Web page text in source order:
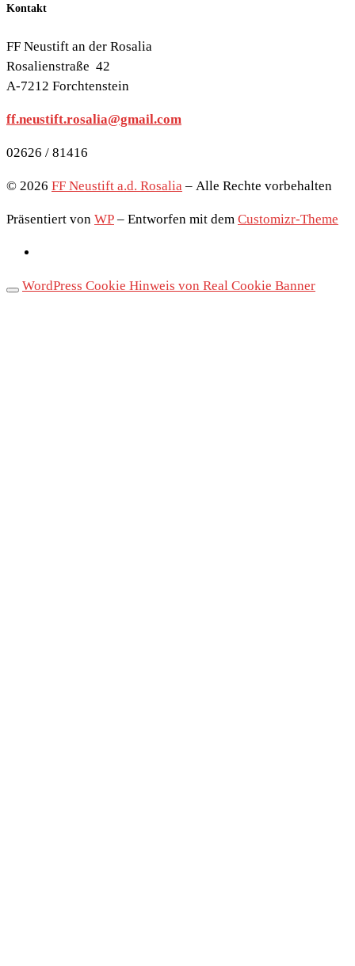
Kontakt
FF Neustift an der Rosalia
Rosalienstraße 42
A-7212 Forchtenstein
ff.neustift.rosalia@gmail.com
02626 / 81416
© 2026 FF Neustift a.d. Rosalia – Alle Rechte vorbehalten
Präsentiert von WP – Entworfen mit dem Customizr-Theme
WordPress Cookie Hinweis von Real Cookie Banner